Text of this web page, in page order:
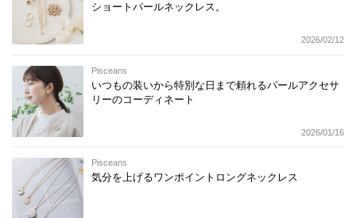
ショートパールネックレス。
2026/02/12
Pisceans
いつもの装いから特別な日まで頼れるパールアクセサ
リーのコーディネート
2026/01/16
Pisceans
気分を上げるワンポイントロングネックレス